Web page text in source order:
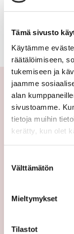
Tämä sivusto
Käytämme
räätälöimiseen,
tukemiseen ja
jaamme
alan
sivustoamme.
tietoja muihin
kerätty, kun olet
valinta
Välttämätön
Mieltymykset
Tilastot
Yhteystiedot
Välittäjämme
Toimipisteet
Sp-Koti
Uutiset